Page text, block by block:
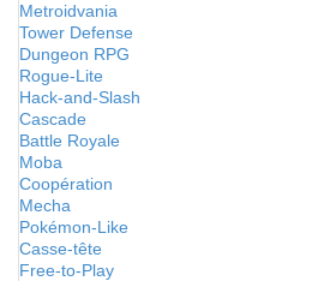
Metroidvania
Tower Defense
Dungeon RPG
Rogue-Lite
Hack-and-Slash
Cascade
Battle Royale
Moba
Coopération
Mecha
Pokémon-Like
Casse-tête
Free-to-Play